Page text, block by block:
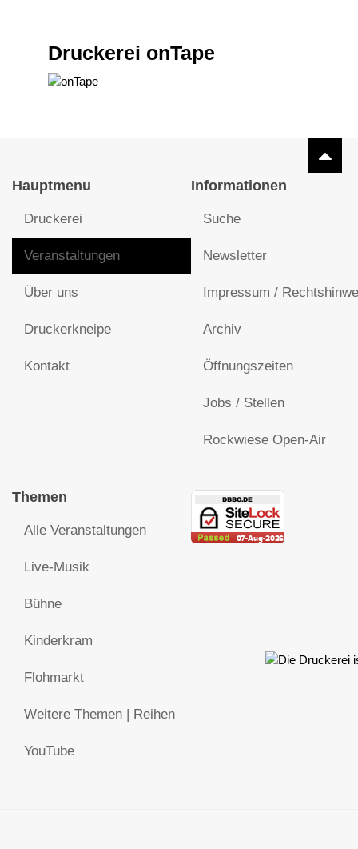
Druckerei onTape
Hauptmenu
Druckerei
Veranstaltungen
Über uns
Druckerkneipe
Kontakt
Informationen
Suche
Newsletter
Impressum /
Archiv
Öffnungszeiten
Jobs / Stellen
Rockwiese Open-Air
Themen
Alle Veranstaltungen
Live-Musik
Bühne
Kinderkram
Flohmarkt
Weitere Themen | Reihen
YouTube